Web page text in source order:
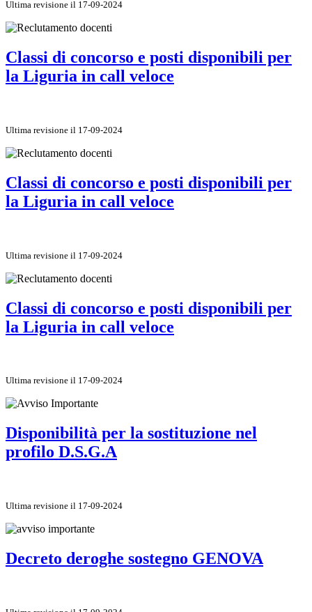
Ultima revisione il 17-09-2024
Classi di concorso e posti disponibili per
la Liguria in call veloce
Ultima revisione il 17-09-2024
Classi di concorso e posti disponibili per
la Liguria in call veloce
Ultima revisione il 17-09-2024
Classi di concorso e posti disponibili per
la Liguria in call veloce
Ultima revisione il 17-09-2024
Disponibilità per la sostituzione nel
profilo D.S.G.A
Ultima revisione il 17-09-2024
Decreto deroghe sostegno GENOVA